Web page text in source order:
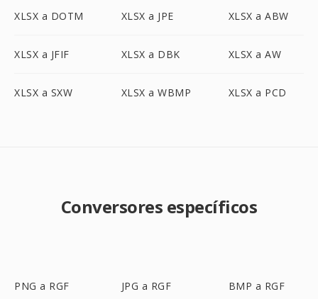
XLSX a DOTM XLSX a JPE XLSX a ABW
XLSX a JFIF XLSX a DBK XLSX a AW
XLSX a SXW XLSX a WBMP XLSX a PCD
Conversores específicos
PNG a RGF JPG a RGF BMP a RGF